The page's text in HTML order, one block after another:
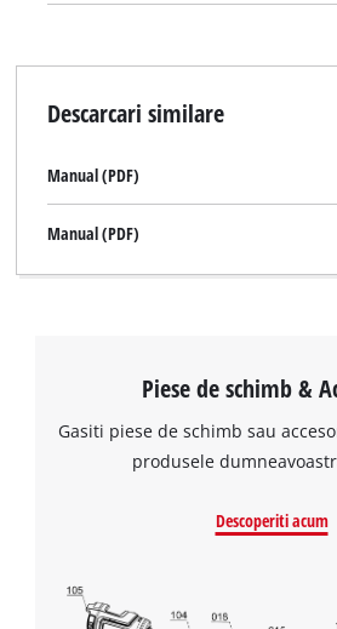
pentru o siguranta sporita a
3,0 Ah si un incarcator de 30 de
Acumulatorii pot fi utilizati in
Power X-Change.
Descarcari similare
Manual (PDF)
Manual (PDF)
Piese de schimb &
Gasiti piese de schimb sau
produsele
Descoperiti acum